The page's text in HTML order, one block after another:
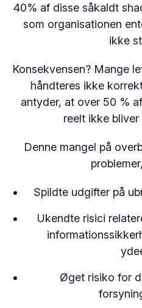
40% af disse såkaldt
som organisationen
ikke
Konsekvensen? Mange
håndteres ikke
antyder, at over 50 %
reelt ikke
Denne mangel på
Spildte udgifter på
Ukendte risici
Øget risiko for